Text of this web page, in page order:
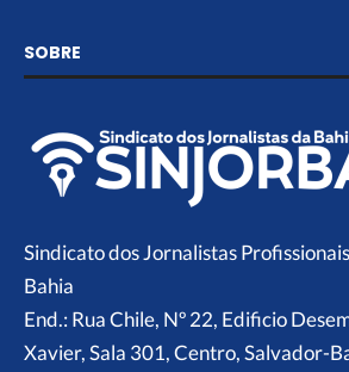
SOBRE
Sindicato dos Jornalistas
Bahia
End.: Rua Chile, Nº 22, Edificio
Xavier, Sala 301, Centro, Salvador-